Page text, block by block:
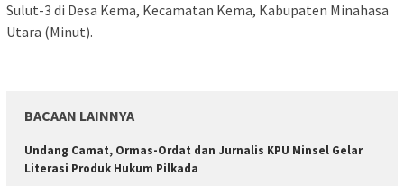
Sulut-3 di Desa Kema, Kecamatan Kema, Kabupaten Minahasa
Utara (Minut).
BACAAN LAINNYA
Undang Camat, Ormas-Ordat dan Jurnalis KPU Minsel Gelar
Literasi Produk Hukum Pilkada